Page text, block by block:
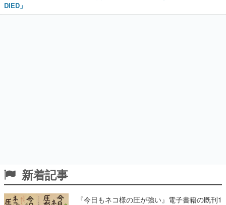
DIED」
新着記事
『今日もネコ様の圧が強い』電子書籍の既刊1